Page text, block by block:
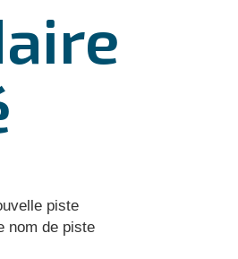
piste
nom de piste